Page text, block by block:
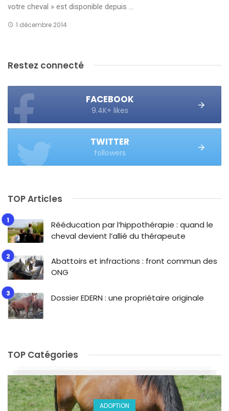
votre cheval » est disponible depuis ...
1 décembre 2014
Restez connecté
FACEBOOK
9.4K+ likes
TWITTER
followers
TOP Articles
Rééducation par l’hippothérapie : quand le
cheval devient l’allié du thérapeute
Abattoirs et infractions : front commun des
ONG
Dossier EDERN : une propriétaire originale
TOP Catégories
ADOPTION